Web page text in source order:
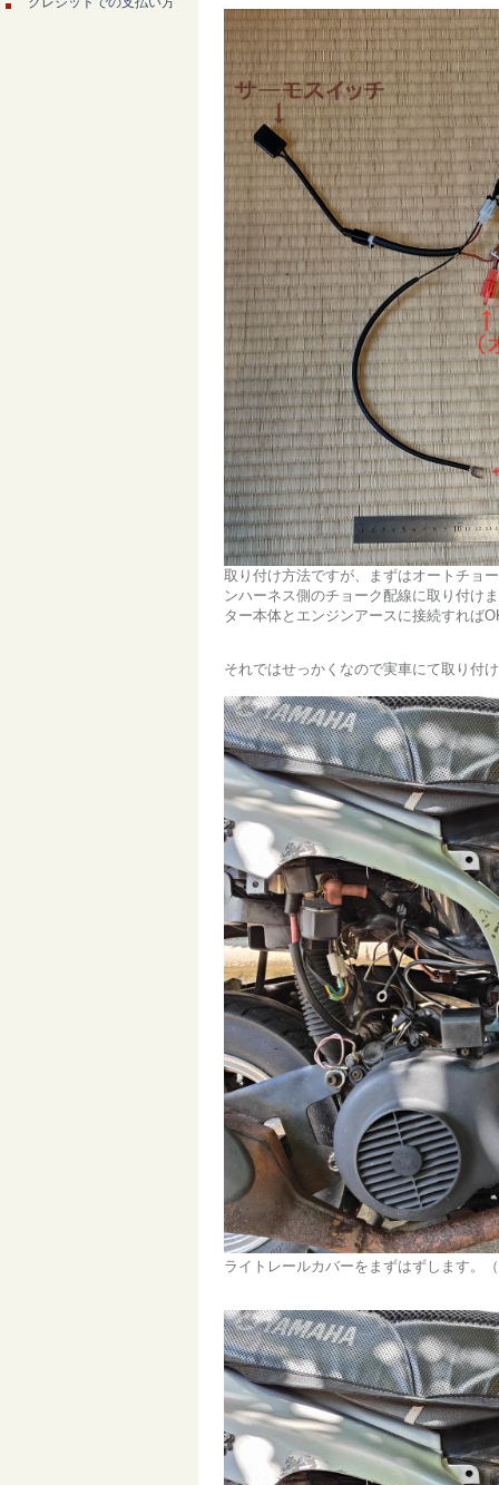
取り付け方法ですが、まずはオートチョ
ンハーネス側のチョーク配線に取り付け
ター本体とエンジンアースに接続すれば
それではせっかくなので実車にて取り付
ライトレールカバーをまずはずします。